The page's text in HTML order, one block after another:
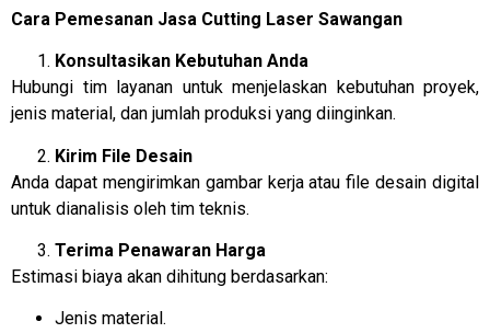
Cara Pemesanan Jasa Cutting Laser Sawangan
Konsultasikan Kebutuhan Anda
Hubungi tim layanan untuk menjelaskan kebutuhan proyek,
jenis material, dan jumlah produksi yang diinginkan.
Kirim File Desain
Anda dapat mengirimkan gambar kerja atau file desain digital
untuk dianalisis oleh tim teknis.
Terima Penawaran Harga
Estimasi biaya akan dihitung berdasarkan:
Jenis material.